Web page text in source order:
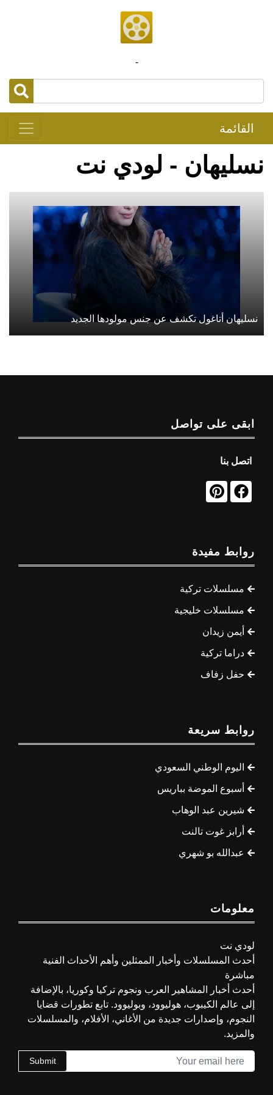
-
القائمة
نسليهان - لودي نت
نسليهان أتاغول تكشف عن جنس مولودها الجديد
ابقى على تواصل
اتصل بنا
روابط مفيدة
مسلسلات تركية
مسلسلات خليجية
أيمن زيدان
دراما تركية
حفل زفاف
روابط سريعة
اليوم الوطني السعودي
أسبوع الموضة بباريس
شيرين عبد الوهاب
أرابز غوت تالنت
عبدالله بو شهري
معلومات
لودي نت
أحدث المسلسلات وأخبار الممثلين وأهم الأحداث الفنية
مباشرة
أحدث أخبار المشاهير العرب ونجوم تركيا وكوريا، بالإضافة
إلى عالم الكيبوب، هوليوود، وبوليوود. تابع تطورات قضايا
النجوم، وإصدارات جديدة من الأغاني، الأفلام، والمسلسلات
والمزيد.
Submit